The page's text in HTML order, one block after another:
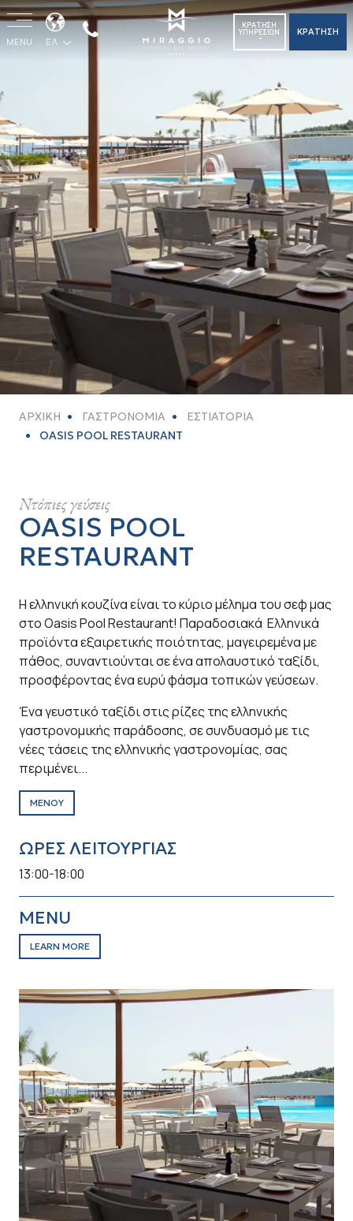
MENU ΕΛ
ΚΡΑΤΗΣΗ
ΥΠΗΡΕΣΙΩΝ
ΚΡΑΤΗΣΗ
ΑΡΧΙΚΗ ΓΑΣΤΡΟΝΟΜΙΑ
ΕΣΤΙΑΤΟΡΙΑ
OASIS POOL RESTAURANT
Ντόπιες γεύσεις
OASIS POOL
RESTAURANT
Η ελληνική κουζίνα είναι το κύριο μέλημα του σεφ μας
στο Oasis Pool Restaurant! Παραδοσιακά Ελληνικά
προϊόντα εξαιρετικής ποιότητας, μαγειρεμένα με
πάθος, συναντιούνται σε ένα απολαυστικό ταξίδι,
προσφέροντας ένα ευρύ φάσμα τοπικών γεύσεων.
Ένα γευστικό ταξίδι στις ρίζες της ελληνικής
γαστρονομικής παράδοσης, σε συνδυασμό με τις
νέες τάσεις της ελληνικής γαστρονομίας, σας
περιμένει...
ΜΕΝΟΥ
ΩΡΕΣ ΛΕΙΤΟΥΡΓΙΑΣ
13:00-18:00
MENU
LEARN MORE